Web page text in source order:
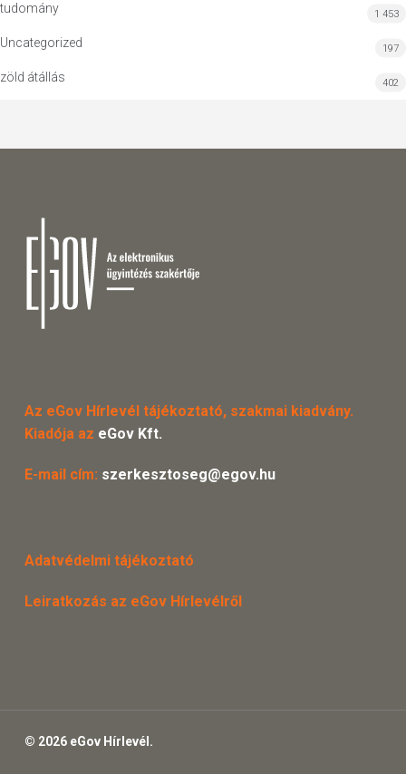
tudomány 1 453
Uncategorized 197
zöld átállás 402
Az eGov Hírlevél tájékoztató, szakmai kiadvány.
Kiadója az eGov Kft.
E-mail cím: szerkesztoseg@egov.hu
Adatvédelmi tájékoztató
Leiratkozás az eGov Hírlevélről
© 2026 eGov Hírlevél.